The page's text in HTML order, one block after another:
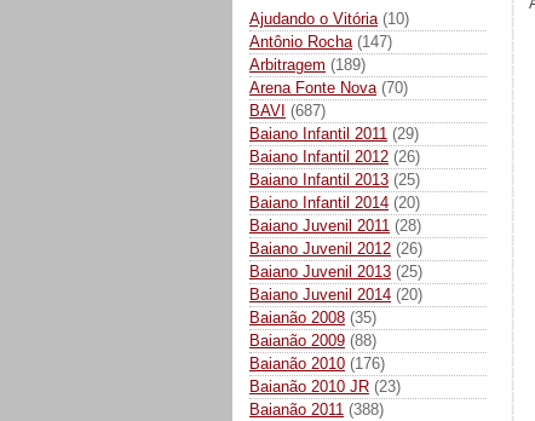
Ajudando o Vitória (10)
Antônio Rocha (147)
Arbitragem (189)
Arena Fonte Nova (70)
BAVI (687)
Baiano Infantil 2011 (29)
Baiano Infantil 2012 (26)
Baiano Infantil 2013 (25)
Baiano Infantil 2014 (20)
Baiano Juvenil 2011 (28)
Baiano Juvenil 2012 (26)
Baiano Juvenil 2013 (25)
Baiano Juvenil 2014 (20)
Baianão 2008 (35)
Baianão 2009 (88)
Baianão 2010 (176)
Baianão 2010 JR (23)
Baianão 2011 (388)